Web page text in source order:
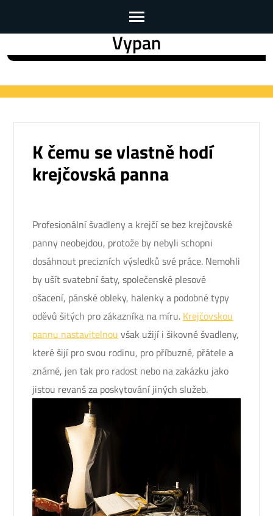
to
(Press
Vypan
K čemu se vlastně hodí
krejčovská panna
Profesionální švadleny a krejčí se bez krejčovské
panny neobejdou, protože by nebyli schopni
dosáhnout precizních výsledků své práce. Nemohli
by ušít svatební šaty, společenské plesové
ošacení, pánské obleky, halenky a podobné typy
oděvů šitých pro zákazníka na míru. Krejčovskou
pannu nastavitelnou však užijí i šikovné švadleny,
které šijí pro svou rodinu, pro příbuzné, přátele a
známé, jen tak pro radost nebo na zakázku jako
jistou revanš za poskytování jiných služeb.